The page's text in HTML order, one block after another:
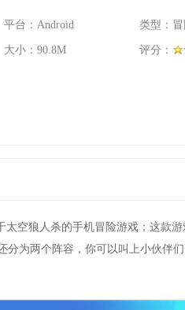
平台：Android 类型：
大小：90.8M 评分：
空狼人杀的手机冒险游戏；这款
为两个阵容，你可以叫上小伙伴